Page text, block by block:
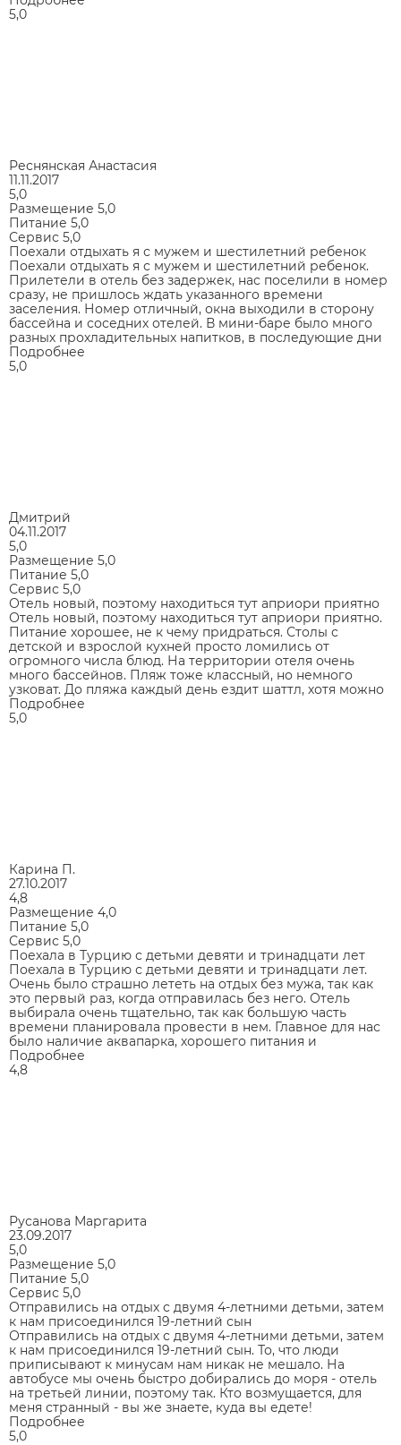
5,0
Реснянская Анастасия
11.11.2017
5,0
Размещение 5,0
Питание 5,0
Сервис 5,0
Поехали отдыхать я с мужем и шестилетний ребенок
Поехали отдыхать я с мужем и шестилетний ребенок.
Прилетели в отель без задержек, нас поселили в номер
сразу, не пришлось ждать указанного времени
заселения. Номер отличный, окна выходили в сторону
бассейна и соседних отелей. В мини-баре было много
разных прохладительных напитков, в последующие дни
Подробнее
5,0
Дмитрий
04.11.2017
5,0
Размещение 5,0
Питание 5,0
Сервис 5,0
Отель новый, поэтому находиться тут априори приятно
Отель новый, поэтому находиться тут априори приятно.
Питание хорошее, не к чему придраться. Столы с
детской и взрослой кухней просто ломились от
огромного числа блюд. На территории отеля очень
много бассейнов. Пляж тоже классный, но немного
узковат. До пляжа каждый день ездит шаттл, хотя можно
Подробнее
5,0
Карина П.
27.10.2017
4,8
Размещение 4,0
Питание 5,0
Сервис 5,0
Поехала в Турцию с детьми девяти и тринадцати лет
Поехала в Турцию с детьми девяти и тринадцати лет.
Очень было страшно лететь на отдых без мужа, так как
это первый раз, когда отправилась без него. Отель
выбирала очень тщательно, так как большую часть
времени планировала провести в нем. Главное для нас
было наличие аквапарка, хорошего питания и
Подробнее
4,8
Русанова Маргарита
23.09.2017
5,0
Размещение 5,0
Питание 5,0
Сервис 5,0
Отправились на отдых с двумя 4-летними детьми, затем
к нам присоединился 19-летний сын
Отправились на отдых с двумя 4-летними детьми, затем
к нам присоединился 19-летний сын. То, что люди
приписывают к минусам нам никак не мешало. На
автобусе мы очень быстро добирались до моря - отель
на третьей линии, поэтому так. Кто возмущается, для
меня странный - вы же знаете, куда вы едете!
Подробнее
5,0